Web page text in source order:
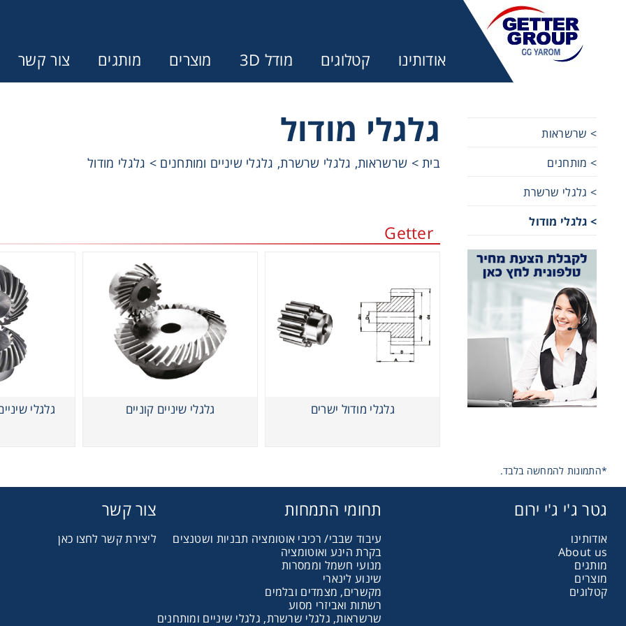
אודותינו קטלוגים מודל 3D מוצרים מותגים צור קשר
> שרשראות
> מותחנים
> גלגלי שרשרת
> גלגלי מודול
גלגלי מודול
בית> שרשראות, גלגלי שרשרת, גלגלי שיניים ומותחנים > גלגלי מודול
Getter
גלגלי מודול ישרים גלגלי שיניים קוניים גלגלי
*התמונות להמחשה בלבד.
גטר ג'י ג'י ירום
אודותינו
About us
מותגים
מוצרים
קטלוגים
תחומי התמחות
עיבוד שבבי/ רכיבי אוטומציה תבניות ושטנצים
בקרת הינע ואוטומציה
מנועי חשמל וממסרות
שינוע לינארי
מקשרים, מצמדים ובלמים
רשתות ואביזרי מסוע
שרשראות, גלגלי שרשרת, גלגלי שיניים ומותחנים
צור קשר
ליצירת קשר לחצו כאן
Contact form not found.
מעונין לקבל הצעת מחיר או מידע
מיסבים ובתי מיסב
שרשראות, גלגלי שרשרת וגלגלי שיניים
עיבוד שבבי/רכיבי אוטומציה, תבניות ושטנצים
פיקוד ובקרה
רשתות ואביזרי מסוע